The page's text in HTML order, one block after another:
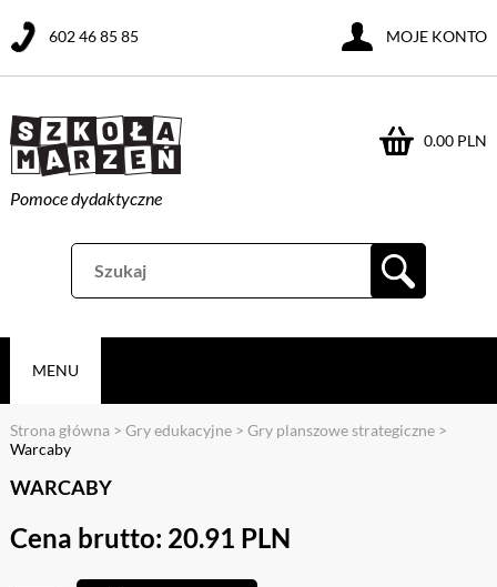
Pomoce dydaktyczne
0.00 PLN
602 46 85 85 MOJE KONTO
MENU
Strona główna > Gry edukacyjne> Gry planszowe strategiczne>
Warcaby
WARCABY
Cena brutto: 20.91 PLN